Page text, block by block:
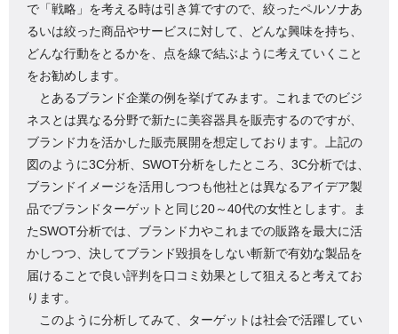
で「戦略」を考える時は引き算ですので、絞ったペルソナあ
るいは絞った商品やサービスに対して、どんな興味を持ち、
どんな行動をとるかを、点を線で結ぶように考えていくこと
をお勧めします。
とあるブランド企業の例を挙げてみます。これまでのビジ
ネスとは異なる分野で新たに美容器具を販売するのですが、
ブランド力を活かした販売展開を想定しております。上記の
図のように3C分析、SWOT分析をしたところ、3C分析では、
ブランドイメージを活用しつつも他社とは異なるアイデア製
品でブランドターゲットと同じ20～40代の女性とします。ま
たSWOT分析では、ブランド力やこれまでの販路を最大に活
かしつつ、決してブランド毀損をしない斬新で有効な製品を
届けることで良い評判を口コミ効果として狙えると考えてお
ります。
このように分析してみて、ターゲットは社会で活躍してい